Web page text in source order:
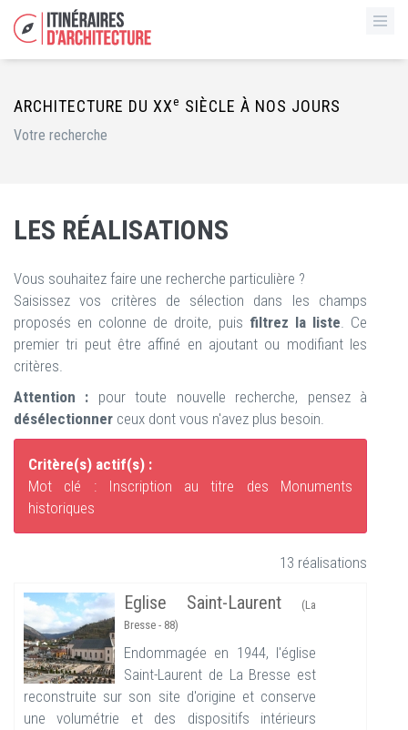
ARCHITECTURE DU XXe SIÈCLE À NOS JOURS
Votre recherche
LES RÉALISATIONS
Vous souhaitez faire une recherche particulière ?
Saisissez vos critères de sélection dans les champs
proposés en colonne de droite, puis filtrez la liste. Ce
premier tri peut être affiné en ajoutant ou modifiant les
critères.
Attention : pour toute nouvelle recherche, pensez à
désélectionner ceux dont vous n'avez plus besoin.
Critère(s) actif(s) :
Mot clé : Inscription au titre des Monuments
historiques
13 réalisations
Eglise Saint-Laurent
(La
Bresse - 88)
Endommagée en 1944, l'église
Saint-Laurent de La Bresse est
reconstruite sur son site d'origine et conserve
une volumétrie et des dispositifs intérieurs